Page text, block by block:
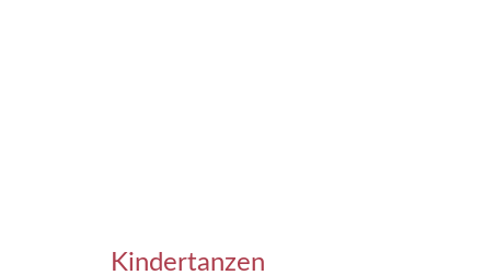
Kindertanzen